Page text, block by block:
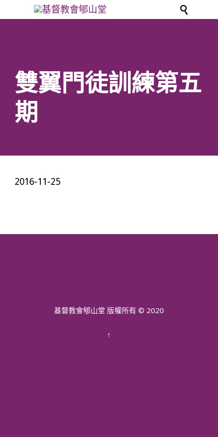

雙翼門徒訓練第五
期
2016-11-25
基督教會郇山堂 版權所有 © 2020
↑